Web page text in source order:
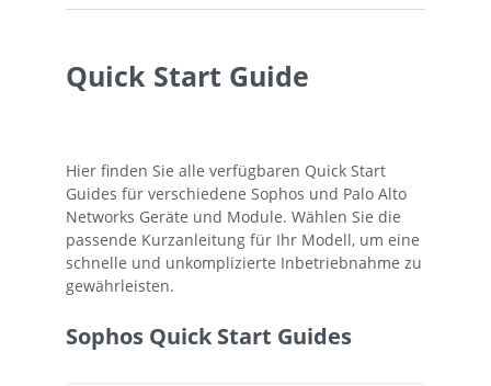
Quick Start Guide
Hier finden Sie alle verfügbaren Quick Start
Guides für verschiedene Sophos und Palo Alto
Networks Geräte und Module. Wählen Sie die
passende Kurzanleitung für Ihr Modell, um eine
schnelle und unkomplizierte Inbetriebnahme zu
gewährleisten.
Sophos Quick Start Guides